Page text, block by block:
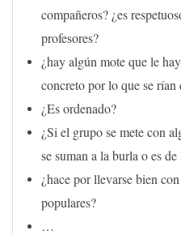
compañeros? ¿es
profesores?
¿hay algún mote que le
concreto por lo que se rían
¿Es ordenado?
¿Si el grupo se mete con
se suman a la burla o es
¿hace por llevarse bien
populares?
…